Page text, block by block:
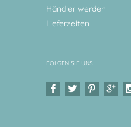
Händler werden
Lieferzeiten
FOLGEN SIE UNS